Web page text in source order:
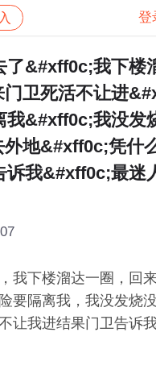
登
感慨 帖子详情
了&#xff0c;我下楼
卫死活不让进
我&#xff0c;我没发
地&#xff0c;凭什
诉我&#xff0c;最迷
我下楼溜达一圈，回
要隔离我，我没发烧
让我进结果门卫告诉